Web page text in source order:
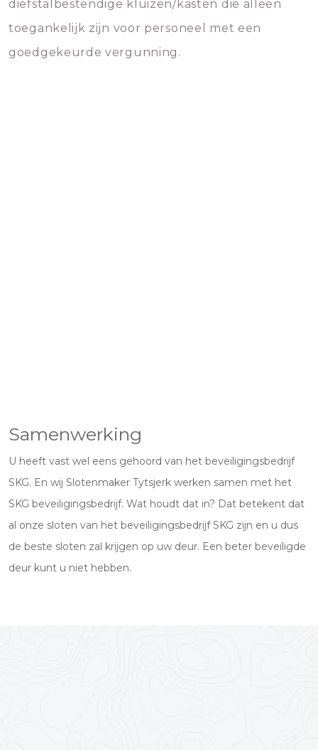
diefstalbestendige kluizen/kasten die alleen
toegankelijk zijn voor personeel met een
goedgekeurde vergunning.
Samenwerking
U heeft vast wel eens gehoord van het beveiligingsbedrijf
SKG. En wij Slotenmaker Tytsjerk werken samen met het
SKG beveiligingsbedrijf. Wat houdt dat in? Dat betekent dat
al onze sloten van het beveiligingsbedrijf SKG zijn en u dus
de beste sloten zal krijgen op uw deur. Een beter beveiligde
deur kunt u niet hebben.